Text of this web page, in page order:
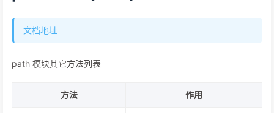
文档地址
path 模块其它方法列表
方法 作用